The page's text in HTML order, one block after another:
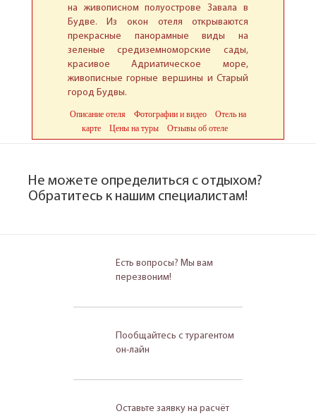
на живописном полуострове Завала в
Будве. Из окон отеля открываются
прекрасные панорамные виды на
зеленые средиземноморские сады,
красивое Адриатическое море,
живописные горные вершины и Старый
город Будвы.
Описание отеля Фотографии и видео
Отель на
карте
Цены на туры Отзывы об отеле
Не можете определиться с отдыхом?
Обратитесь к нашим специалистам!
Есть вопросы? Мы вам
перезвоним!
Пообщайтесь с турагентом
он-лайн
Оставьте заявку на расчёт